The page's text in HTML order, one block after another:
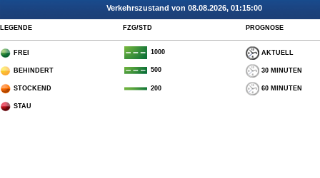
Verkehrszustand von 08.08.2026, 01:15:00
LEGENDE FZG/STD PROGNOSE
FREI 1000 AKTUELL
BEHINDERT 500 30 MINUTEN
STOCKEND 200 60 MINUTEN
STAU